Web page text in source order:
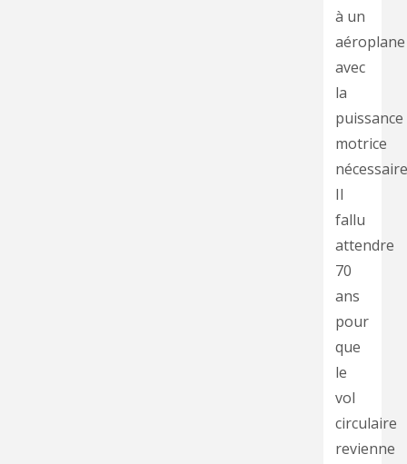
à un
aéroplane
avec
la
puissance
motrice
Il
fallu
attendre
70
ans
pour
que
le
vol
circulaire
revienne